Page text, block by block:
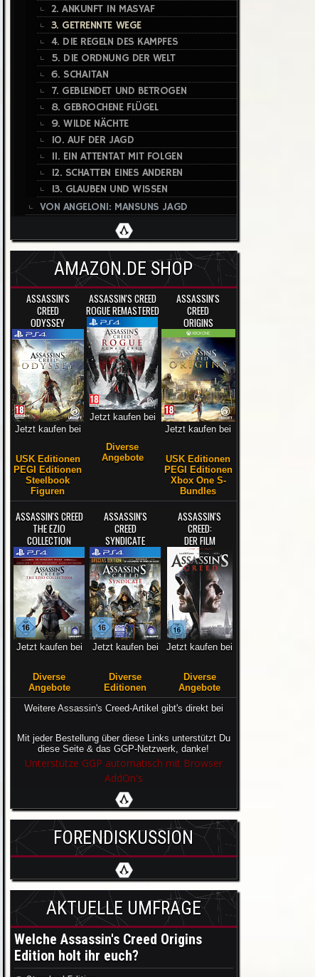
2. ANKUNFT IN MASYAF
3. GETRENNTE WEGE
4. DIE REGELN DES KAMPFES
5. DIE ORDNUNG DER WELT
6. SCHAITAN
7. GEBLENDET UND BETROGEN
8. GEBROCHENE FLÜGEL
9. WILDE NÄCHTE
10. AUF DER JAGD
11. EIN ATTENTAT MIT FOLGEN
12. SCHATTEN EINES ANDEREN
13. GLAUBEN UND WISSEN
VON ANGELONI: MANSUNS JAGD
AMAZON.DE SHOP
ASSASSIN'S
CREED
ODYSSEY
Jetzt kaufen bei
USK Editionen
PEGI Editionen
Steelbook
Figuren
ASSASSIN'S CREED
ROGUE REMASTERED
Jetzt kaufen bei
Diverse
Angebote
ASSASSIN'S
CREED
ORIGINS
Jetzt kaufen bei
USK Editionen
PEGI Editionen
Xbox One S-
Bundles
ASSASSIN'S CREED
THE EZIO
COLLECTION
Jetzt kaufen bei
Diverse
Angebote
ASSASSIN'S
CREED
SYNDICATE
Jetzt kaufen bei
Diverse
Editionen
ASSASSIN'S
CREED:
DER FILM
Jetzt kaufen bei
Diverse
Angebote
Weitere Assassin's Creed-Artikel gibt's direkt bei
Mit jeder Bestellung über diese Links unterstützt Du
diese Seite & das GGP-Netzwerk, danke!
Unterstütze GGP automatisch mit Browser
AddOn's
FORENDISKUSSION
AKTUELLE UMFRAGE
Welche Assassin's Creed Origins
Edition holt ihr euch?